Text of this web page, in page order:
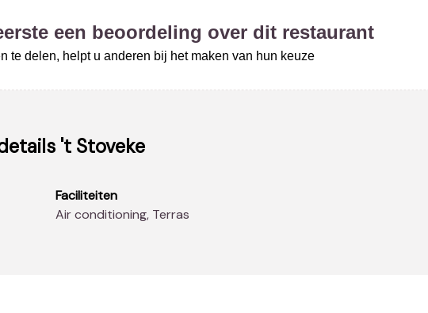
een beoordeling over dit restaurant
te delen, helpt u anderen bij het maken van hun keuze
't Stoveke
Faciliteiten
Air conditioning, Terras